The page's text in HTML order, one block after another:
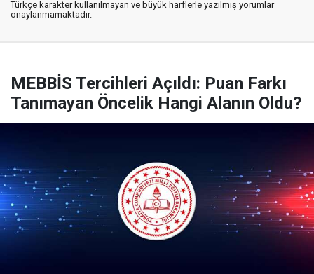
Türkçe karakter kullanılmayan ve büyük harflerle yazılmış yorumlar
onaylanmamaktadır.
MEBBİS Tercihleri Açıldı: Puan Farkı
Tanımayan Öncelik Hangi Alanın Oldu?